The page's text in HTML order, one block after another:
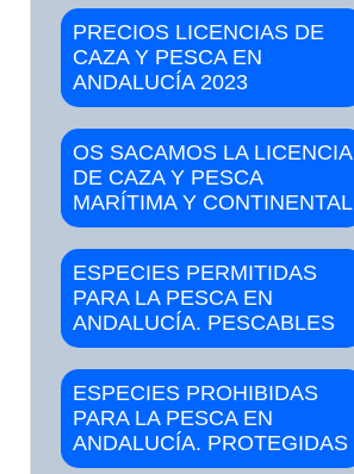
PRECIOS LICENCIAS DE
CAZA Y PESCA EN
ANDALUCÍA 2023
OS SACAMOS LA LICENCIA
DE CAZA Y PESCA
MARÍTIMA Y CONTINENTAL
ESPECIES PERMITIDAS
PARA LA PESCA EN
ANDALUCÍA. PESCABLES
ESPECIES PROHIBIDAS
PARA LA PESCA EN
ANDALUCÍA. PROTEGIDAS